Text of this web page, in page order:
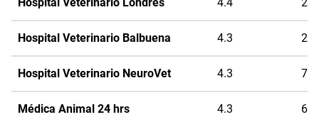
Hospital Veterinario Balbuena 4.3
Hospital Veterinario NeuroVet 4.3
Médica Animal 24 hrs 4.3